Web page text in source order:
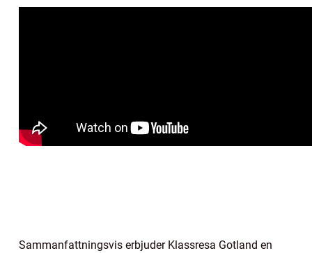
Sammanfattningsvis erbjuder Klassresa Gotland en